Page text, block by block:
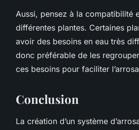
Aussi, pensez à la compatibilité
différentes plantes. Certaines
avoir des besoins en eau très
donc préférable de les
ces besoins pour faciliter
Conclusion
La création d’un système